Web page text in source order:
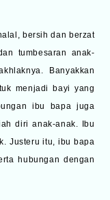
bersih dan berzat
tumbesaran anak-
Banyakkan
menjadi bayi yang
ibu bapa juga
diri anak-anak. Ibu
Justeru itu, ibu bapa
hubungan dengan